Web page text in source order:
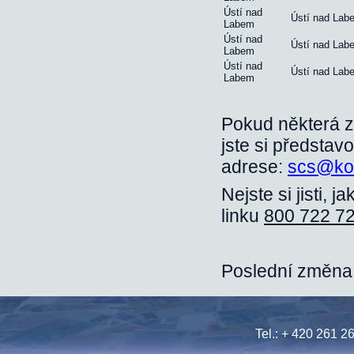
Ústí nad
Labem
Ústí nad
Ústí nad
Labem
Ústí nad
Ústí nad
Labem
Ústí nad
Pokud některá
jste si
adrese:
Nejste si jisti,
linku 800 722
Poslední
Tel.: + 420 261